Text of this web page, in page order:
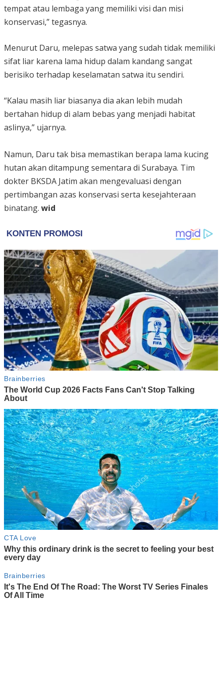
tempat atau lembaga yang memiliki visi dan misi
konservasi,” tegasnya.
Menurut Daru, melepas satwa yang sudah tidak memiliki
sifat liar karena lama hidup dalam kandang sangat
berisiko terhadap keselamatan satwa itu sendiri.
“Kalau masih liar biasanya dia akan lebih mudah
bertahan hidup di alam bebas yang menjadi habitat
aslinya,” ujarnya.
Namun, Daru tak bisa memastikan berapa lama kucing
hutan akan ditampung sementara di Surabaya. Tim
dokter BKSDA Jatim akan mengevaluasi dengan
pertimbangan azas konservasi serta kesejahteraan
binatang. wid